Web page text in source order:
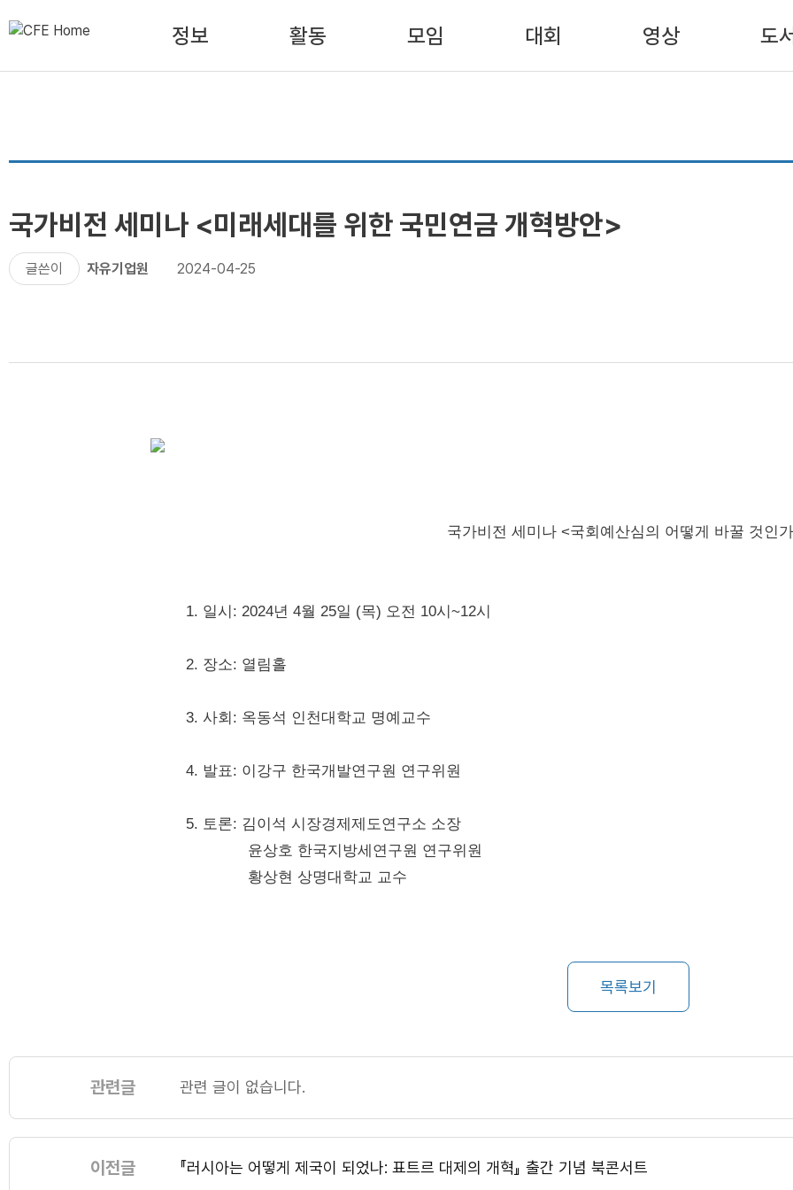
정보 활동 모임 대회 영상 도
국가비전 세미나 <미래세대를 위한 국민연금 개혁방안>
글쓴이 자유기업원 2024-04-25
국가비전 세미나 <국회예산심의 어떻게 바꿀 것인
1. 일시: 2024년 4월 25일 (목) 오전 10시~12시
2. 장소: 열림홀
3. 사회: 옥동석 인천대학교 명예교수
4. 발표: 이강구 한국개발연구원 연구위원
5. 토론: 김이석 시장경제제도연구소 소장
윤상호 한국지방세연구원 연구위원
황상현 상명대학교 교수
목록보기
관련글 관련 글이 없습니다.
이전글 『러시아는 어떻게 제국이 되었나: 표트르 대제의 개혁』 출간 기념 북콘서트